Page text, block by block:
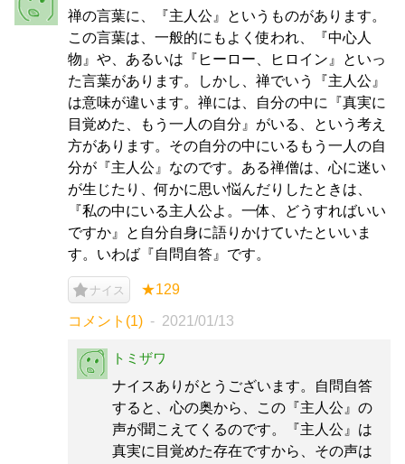
禅の言葉に、『主人公』というものがあります。
この言葉は、一般的にもよく使われ、『中心人
物』や、あるいは『ヒーロー、ヒロイン』といっ
た言葉があります。しかし、禅でいう『主人公』
は意味が違います。禅には、自分の中に『真実に
目覚めた、もう一人の自分』がいる、という考え
方があります。その自分の中にいるもう一人の自
分が『主人公』なのです。ある禅僧は、心に迷い
が生じたり、何かに思い悩んだりしたときは、
『私の中にいる主人公よ。一体、どうすればいい
ですか』と自分自身に語りかけていたといいま
す。いわば『自問自答』です。
ナイス ★129
コメント(1) 2021/01/13
トミザワ
ナイスありがとうございます。自問自答
すると、心の奥から、この『主人公』の
声が聞こえてくるのです。『主人公』は
真実に目覚めた存在ですから、その声は